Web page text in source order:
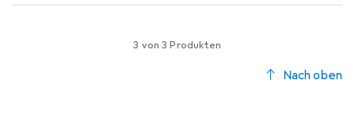
3 von 3 Produkten
Nach oben